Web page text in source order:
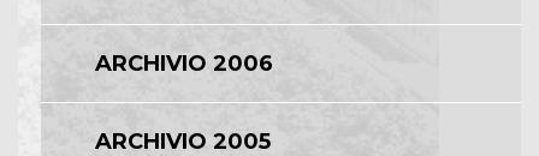
ARCHIVIO 2006
ARCHIVIO 2005